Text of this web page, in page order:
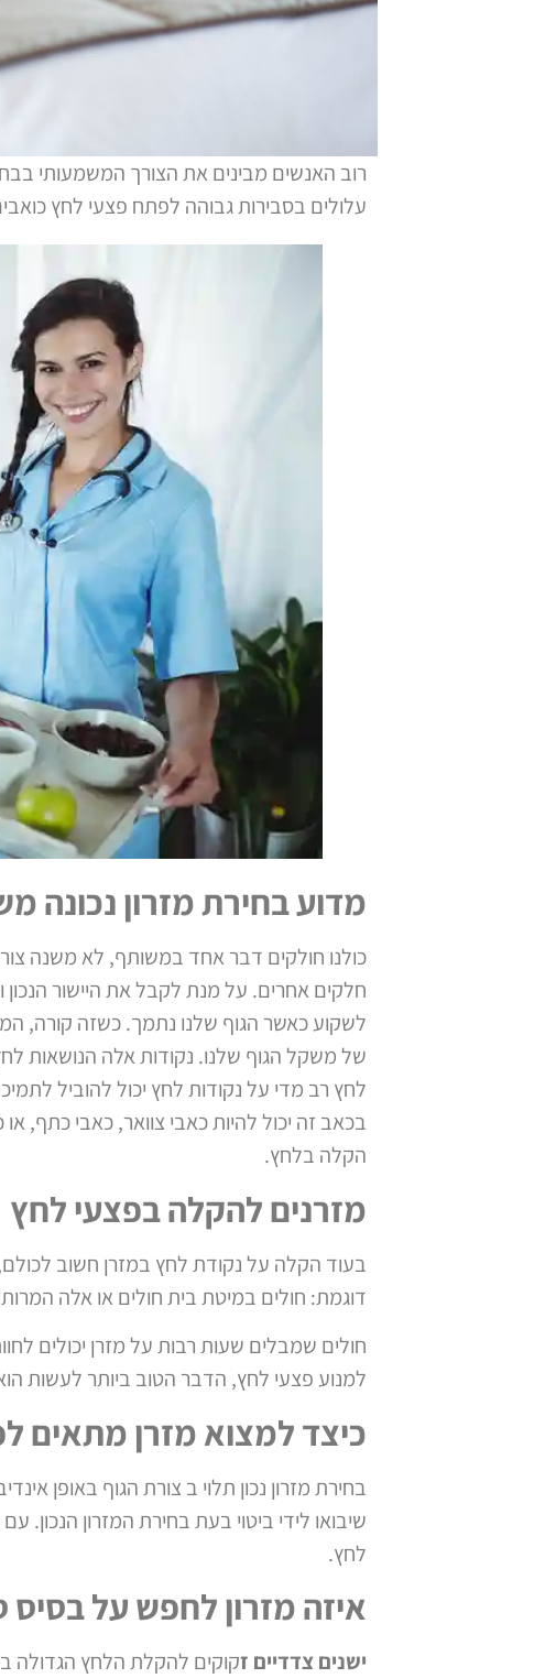
רוב האנשים מבינים את הצורך המשמעותי
עלולים בסבירות גבוהה לפתח פצעי לחץ
מדוע בחירת מזרון נכונה
כולנו חולקים דבר אחד במשותף, לא משנה
חלקים אחרים. על מנת לקבל את היישור הנכון
לשקוע כאשר הגוף שלנו נתמך. כשזה קורה,
לחץ רב מדי על נקודות לחץ יכול להוביל
בכאב זה יכול להיות כאבי צוואר, כאבי כתף,
הקלה בלחץ.
מזרנים להקלה בפצעי לחץ
בעוד הקלה על נקודת לחץ במזרן חשוב
דוגמת: חולים במיטת בית חולים או אלה
חולים שמבלים שעות רבות על מזרן יכולים
למנוע פצעי לחץ, הדבר הטוב ביותר לעשות
כיצד למצוא מזרן מתאים
בחירת מזרון נכון תלוי ב צורת הגוף באופן
שיבואו לידי ביטוי בעת בחירת המזרון
לחץ.
איזה מזרון לחפש על
ישנים צדדיים זקוקים להקלת הלחץ הגדולה